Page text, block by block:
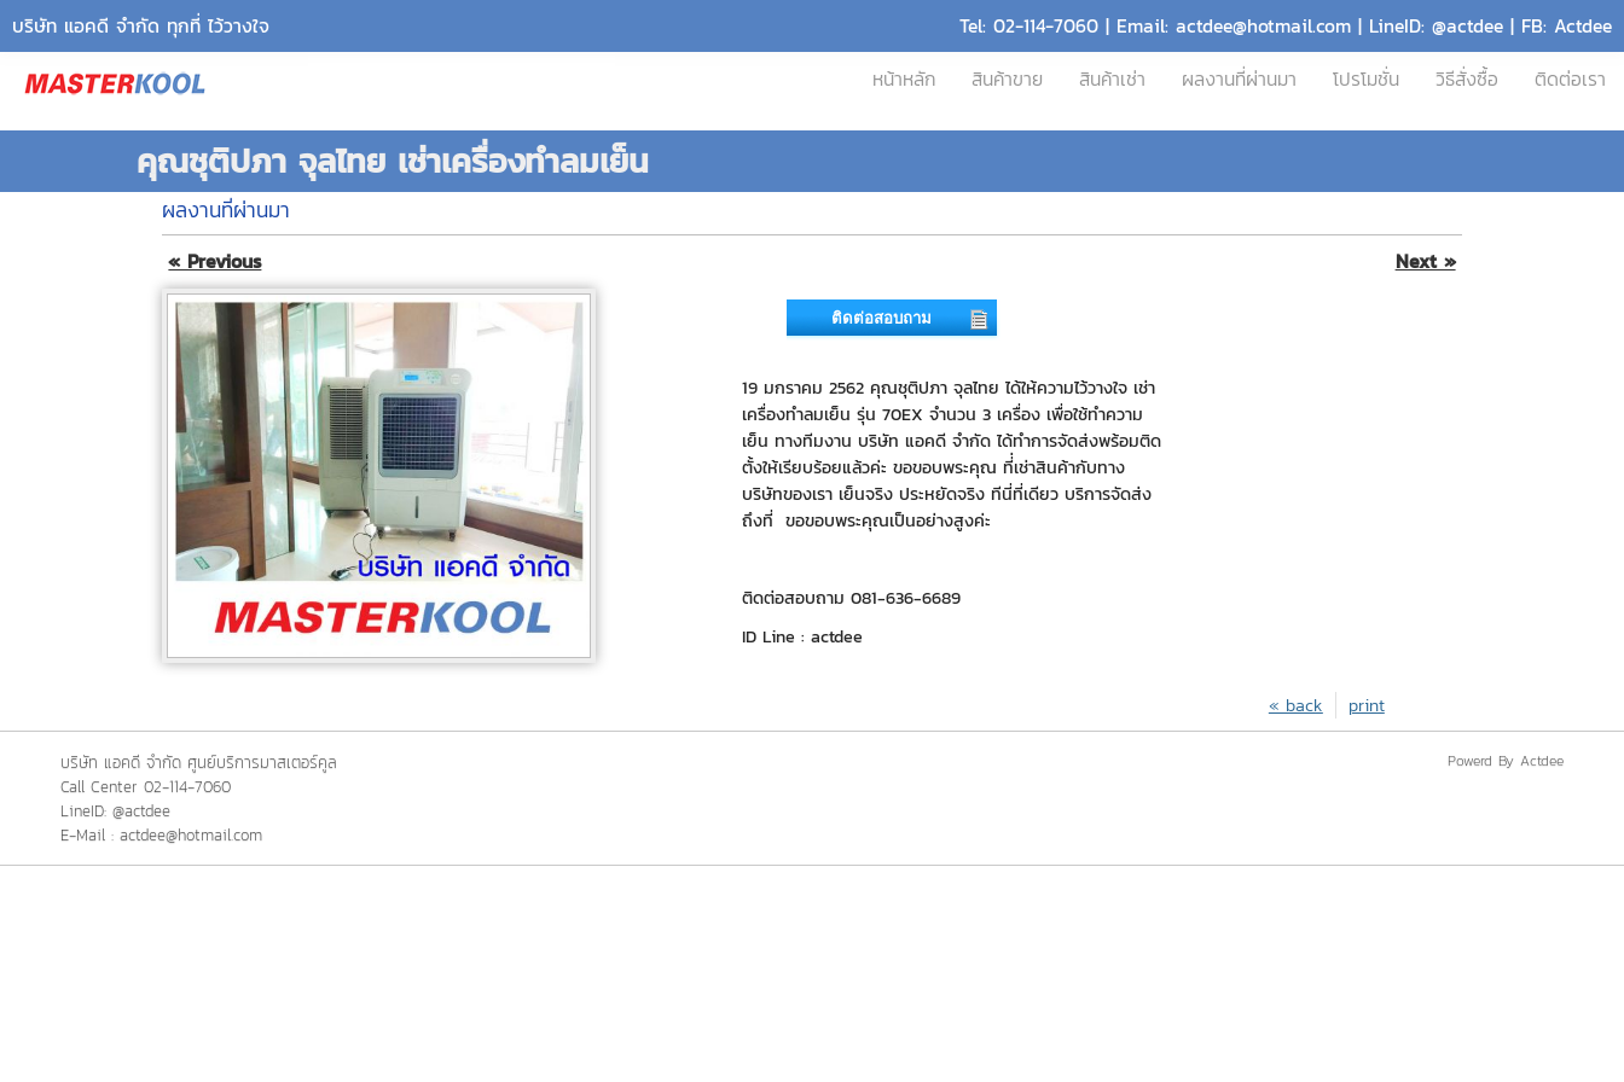
บริษัท แอคดี จำกัด ทุกที่ ไว้วางใจ
Tel: 02-114-7060 | Email: actdee@hotmail.com | LineID: @actdee | FB: Actdee
หน้าหลัก
สินค้าขาย สินค้าเช่า ผลงานที่ผ่านมา โปรโมชั่น วิธีสั่งซื้อ ติดต่อเรา
คุณชุติปภา จุลไทย เช่าเครื่องทำลมเย็น
ผลงานที่ผ่านมา
« Previous Next »
19 มกราคม 2562 คุณชุติปภา จุลไทย ได้ให้ความไว้วางใจ เช่า
เครื่องทำลมเย็น รุ่น 70EX จำนวน 3 เครื่อง เพื่อใช้ทำความ
เย็น ทางทีมงาน บริษัท แอคดี จำกัด ได้ทำการจัดส่งพร้อมติด
ตั้งให้เรียบร้อยแล้วค่ะ ขอขอบพระคุณ ที่่เช่าสินค้ากับทาง
บริษัทของเรา เย็นจริง ประหยัดจริง ทีนี่ที่เดียว บริการจัดส่ง
ถึงที่ ขอขอบพระคุณเป็นอย่างสูงค่ะ
ติดต่อสอบถาม 081-636-6689
ID Line : actdee
print
« back
บริษัท แอคดี จำกัด ศูนย์บริการมาสเตอร์คูล
Call Center 02-114-7060
LineID: @actdee
E-Mail : actdee@hotmail.com
Powerd By Actdee